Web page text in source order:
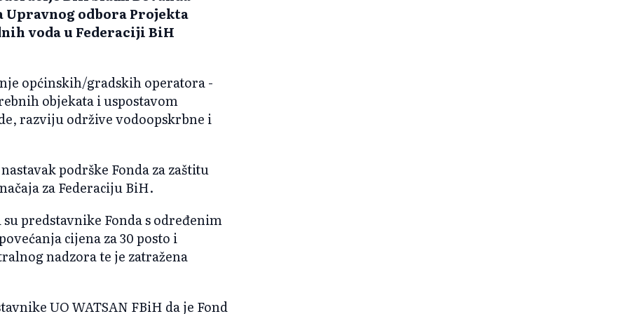
Upravnog odbora Projekta
voda u Federaciji BiH
općinskih/gradskih operatora -
objekata i uspostavom
razviju održive vodoopskrbne i
podrške Fonda za zaštitu
za Federaciju BiH.
predstavnike Fonda s određenim
cijena za 30 posto i
nadzora te je zatražena
UO WATSAN FBiH da je Fond